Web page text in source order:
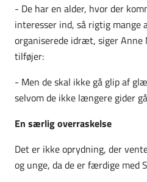
- De har en alder, hvor der
interesser ind, så rigtig mange
organiserede idræt, siger Anne
tilføjer:
- Men de skal ikke gå glip af
selvom de ikke længere gider
En særlig overraskelse
Det er ikke oprydning, der
og unge, da de er færdige med